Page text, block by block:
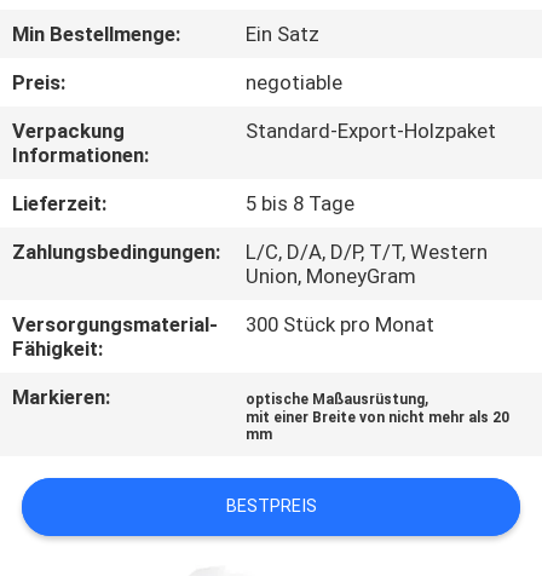
QUALITÄTSKONTROLLE
TRETEN
SIE
MIT
UNS
VERBINDUNG
FORDERN
EIN
ZITAT
Min Bestellmenge:
Ein Satz
Preis:
negotiable
Verpackung
Informationen:
Standard-Export-Holzpaket
Lieferzeit:
5 bis 8 Tage
Zahlungsbedingungen:
L/C, D/A, D/P, T/T, Western
Union, MoneyGram
Versorgungsmaterial-
Fähigkeit:
300 Stück pro Monat
Markieren: optische Maßausrüstung,
mit einer Breite von nicht mehr als 20
mm
BESTPREIS